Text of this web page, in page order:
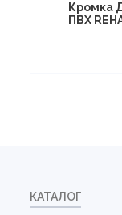
Кромка
ПВХ
КАТАЛОГ